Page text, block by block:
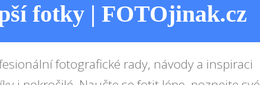
fotky | FOTOjinak.cz
fotografické rady, návody a inspiraci